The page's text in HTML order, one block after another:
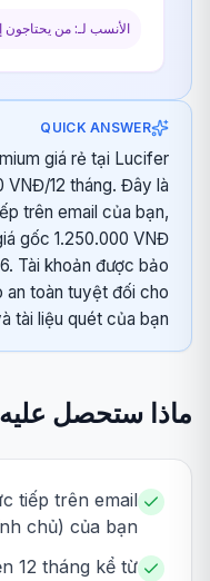
الأنسب لـ: من يحتاجون
QUICK ANSWER
giá rẻ tại Lucifer
12 tháng. Đây là
trên email của bạn,
gốc 1.250.000 VNĐ
Tài khoản được bảo
an toàn tuyệt đối cho
tài liệu quét của bạn.
ماذا ستحصل عليه
tiếp trên email
chủ) của bạn.
12 tháng kể từ